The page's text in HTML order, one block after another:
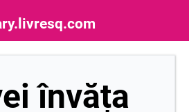
învăța